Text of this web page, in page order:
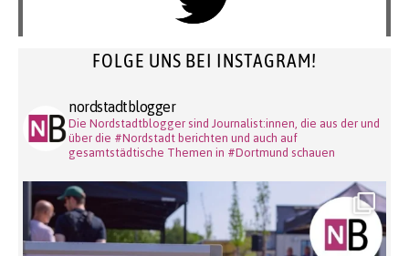
FOLGE UNS BEI INSTAGRAM!
nordstadtblogger
Die Nordstadtblogger sind Journalist:innen, die aus der und
über die #Nordstadt berichten und auch auf
gesamtstädtische Themen in #Dortmund schauen